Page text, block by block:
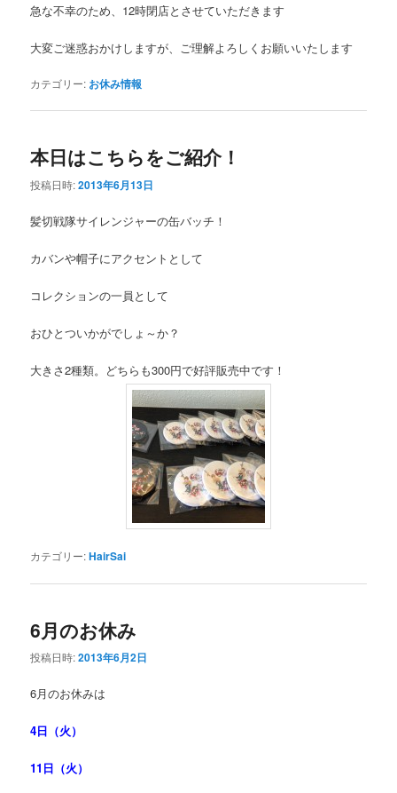
急な不幸のため、12時閉店とさせていただきます
大変ご迷惑おかけしますが、ご理解よろしくお願いいたします
カテゴリー: お休み情報
本日はこちらをご紹介！
投稿日時:2013年6月13日
髪切戦隊サイレンジャーの缶バッチ！
カバンや帽子にアクセントとして
コレクションの一員として
おひとついかがでしょ～か？
大きさ2種類。どちらも300円で好評販売中です！
カテゴリー:HairSai
6月のお休み
投稿日時:2013年6月2日
6月のお休みは
4日（火）
11日（火）